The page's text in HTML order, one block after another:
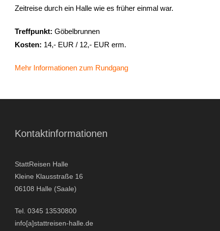
- Kinder & Schulklassen
- Polizeiruf-Touren
- Firmenangebote
Gutscheine & Geschenke
- Geschenksets
Zeitreise durch ein Halle wie es früher einmal war.
Treffpunkt: Göbelbrunnen
Kosten: 14,- EUR / 12,- EUR erm.
Mehr Informationen zum Rundgang
Kontaktinformationen
StattReisen Halle
Kleine Klausstraße 16
06108 Halle (Saale)
Tel. 0345 13530800
info[a]stattreisen-halle.de